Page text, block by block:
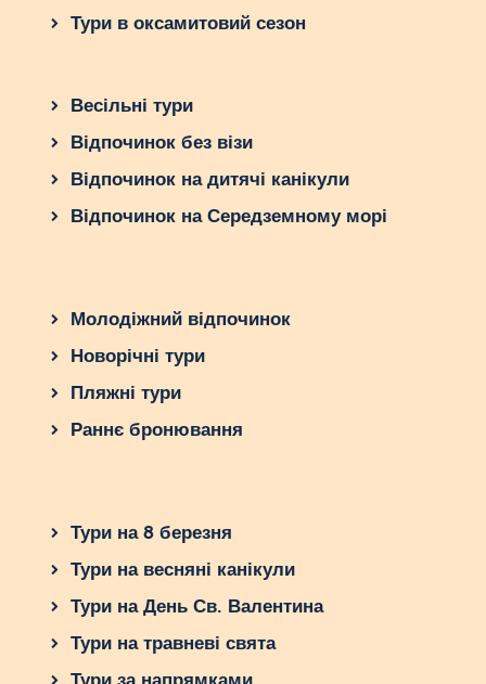
Тури в оксамитовий сезон
Весільні тури
Відпочинок без візи
Відпочинок на дитячі канікули
Відпочинок на Середземному морі
Молодіжний відпочинок
Новорічні тури
Пляжні тури
Раннє бронювання
Тури на 8 березня
Тури на весняні канікули
Тури на День Св. Валентина
Тури на травневі свята